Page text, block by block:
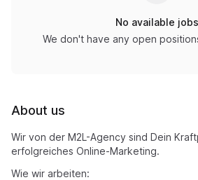
No available jobs
We don't have any open
About us
Wir von der M2L-Agency sind Dein
erfolgreiches Online-Marketing.
Wie wir arbeiten: